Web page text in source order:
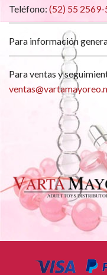
Teléfono: (52) 55
Para información
Para ventas y